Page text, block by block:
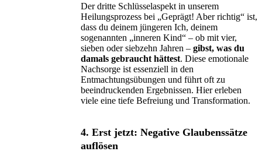
Der dritte Schlüsselaspekt in unserem
Heilungsprozess bei „Geprägt! Aber richtig“ ist,
dass du deinem jüngeren Ich, deinem
sogenannten „inneren Kind“ – ob mit vier,
sieben oder siebzehn Jahren – gibst, was du
damals gebraucht hättest. Diese emotionale
Nachsorge ist essenziell in den
Entmachtungsübungen und führt oft zu
beeindruckenden Ergebnissen. Hier erleben
viele eine tiefe Befreiung und Transformation.
4. Erst jetzt: Negative Glaubenssätze
auflösen